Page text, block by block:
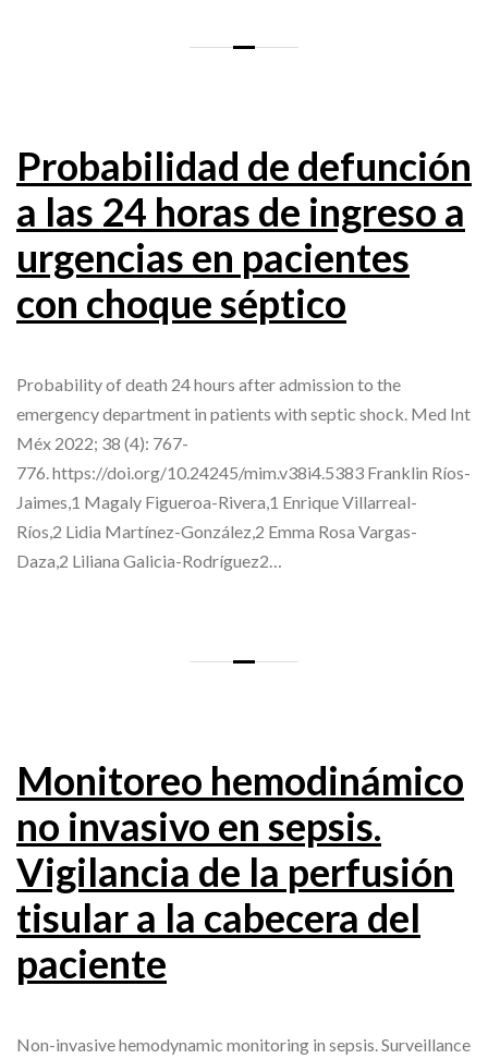
Probabilidad de defunción
a las 24 horas de ingreso a
urgencias en pacientes
con choque séptico
Probability of death 24 hours after admission to the
emergency department in patients with septic shock. Med Int
Méx 2022; 38 (4): 767-
776. https://doi.org/10.24245/mim.v38i4.5383 Franklin Ríos-
Jaimes,1 Magaly Figueroa-Rivera,1 Enrique Villarreal-
Ríos,2 Lidia Martínez-González,2 Emma Rosa Vargas-
Daza,2 Liliana Galicia-Rodríguez2…
Monitoreo hemodinámico
no invasivo en sepsis.
Vigilancia de la perfusión
tisular a la cabecera del
paciente
Non-invasive hemodynamic monitoring in sepsis. Surveillance